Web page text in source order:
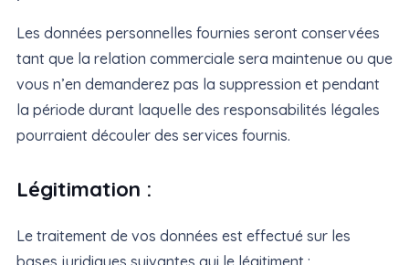
Les données personnelles fournies seront conservées
tant que la relation commerciale sera maintenue ou que
vous n’en demanderez pas la suppression et pendant
la période durant laquelle des responsabilités légales
pourraient découler des services fournis.
Légitimation :
Le traitement de vos données est effectué sur les
bases juridiques suivantes qui le légitiment :